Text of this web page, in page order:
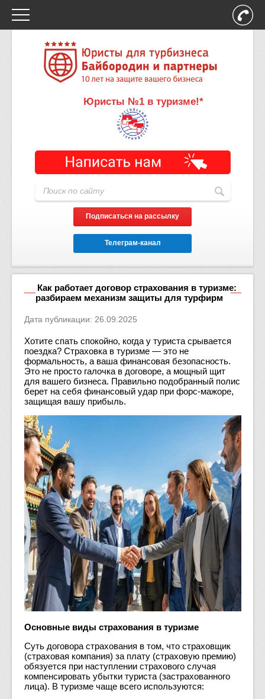
Юристы №1 в туризме!*
Подписаться на рассылку
Телеграм-канал
Как работает договор страхования в туризме:
разбираем механизм защиты для турфирм
Дата публикации: 26.09.2025
Хотите спать спокойно, когда у туриста срывается
поездка? Страховка в туризме — это не
формальность, а ваша финансовая безопасность.
Это не просто галочка в договоре, а мощный щит
для вашего бизнеса. Правильно подобранный полис
берет на себя финансовый удар при форс-мажоре,
защищая вашу прибыль.
Основные виды страхования в туризме
Суть договора страхования в том, что страховщик
(страховая компания) за плату (страховую премию)
обязуется при наступлении страхового случая
компенсировать убытки туриста (застрахованного
лица). В туризме чаще всего используются: